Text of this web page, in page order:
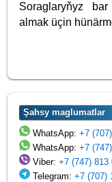
Soraglaryňyz
almak üçin
Şahsy maglumatlar
WhatsApp:+7
WhatsApp:+7
Viber:+7 (747) 813
Telegram:+7 (707)